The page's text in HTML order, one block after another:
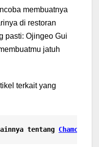
membuatnya
di restoran
pasti: Ojingeo Gui
jatuh
terkait yang
tentang Chamchi